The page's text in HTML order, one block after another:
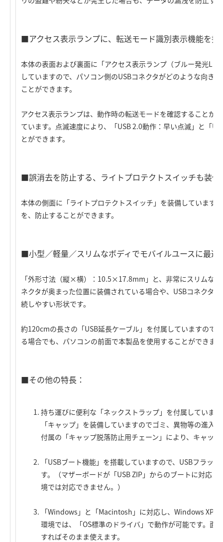
■アクセス表示ランプに、転送モード識別表示機能を搭
本体の表面および裏面に「アクセス表示ランプ（ブルー発光
していますので、パソコン側のUSBコネクタがどのような向き
ことができます。
アクセス表示ランプは、動作時の転送モードを確認することが
ています。点滅速度により、「USB 2.0動作：早い点滅」と「
とができます。
■誤消去を防止する、ライトプロテクトスイッチも装備
本体の側面に「ライトプロテクトスイッチ」を装備しています
を、防止することができます。
■小型／軽量／スリムなボディでモバイルユースに最適
「外形寸法（縦×横）：10.5×17.8mm」と、非常にスリムな
ネクタが奥まった位置に装備されている場合や、USBコネクタ
続しやすい形状です。
約120cmの長さの「USB延長ケーブル」を付属していますので
る場合でも、パソコンの前面で本製品を使用することができま
■その他の特長：
持ち運びに便利な「ネックストラップ」を付属していま
「キャップ」を装備していますのでゴミ、異物等の進入
付属の「キャップ脱落防止用チェーン」により、キャッ
「USBブート機能」を搭載していますので、USBフラッ
す。（マザーボードが「USB ZIP」からのブートに対応
境では対応できません。）
「Windows」と「Macintosh」に対応し、Windows XP
環境では、「OS標準のドライバ」で動作が可能です。面
すればそのまま使えます。